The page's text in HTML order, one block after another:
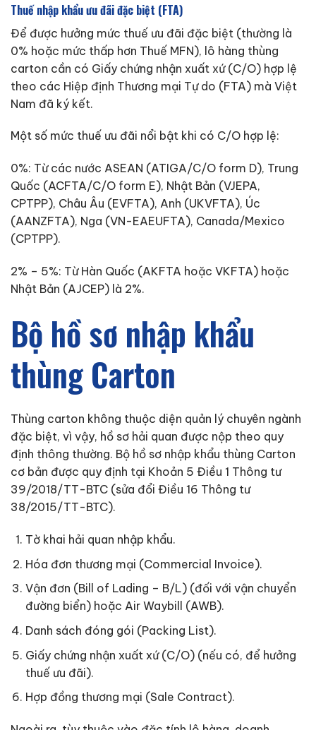
Thuế nhập khẩu ưu đãi đặc biệt (FTA)
Để được hưởng mức thuế ưu đãi đặc biệt (thường là
0% hoặc mức thấp hơn Thuế MFN), lô hàng thùng
carton cần có Giấy chứng nhận xuất xứ (C/O) hợp lệ
theo các Hiệp định Thương mại Tự do (FTA) mà Việt
Nam đã ký kết.
Một số mức thuế ưu đãi nổi bật khi có C/O hợp lệ:
0%: Từ các nước ASEAN (ATIGA/C/O form D), Trung
Quốc (ACFTA/C/O form E), Nhật Bản (VJEPA,
CPTPP), Châu Âu (EVFTA), Anh (UKVFTA), Úc
(AANZFTA), Nga (VN-EAEUFTA), Canada/Mexico
(CPTPP).
2% – 5%: Từ Hàn Quốc (AKFTA hoặc VKFTA) hoặc
Nhật Bản (AJCEP) là 2%.
Bộ hồ sơ nhập khẩu
thùng Carton
Thùng carton không thuộc diện quản lý chuyên ngành
đặc biệt, vì vậy, hồ sơ hải quan được nộp theo quy
định thông thường. Bộ hồ sơ nhập khẩu thùng Carton
cơ bản được quy định tại Khoản 5 Điều 1 Thông tư
39/2018/TT-BTC (sửa đổi Điều 16 Thông tư
38/2015/TT-BTC).
Tờ khai hải quan nhập khẩu.
Hóa đơn thương mại (Commercial Invoice).
Vận đơn (Bill of Lading – B/L) (đối với vận chuyển
đường biển) hoặc Air Waybill (AWB).
Danh sách đóng gói (Packing List).
Giấy chứng nhận xuất xứ (C/O) (nếu có, để hưởng
thuế ưu đãi).
Hợp đồng thương mại (Sale Contract).